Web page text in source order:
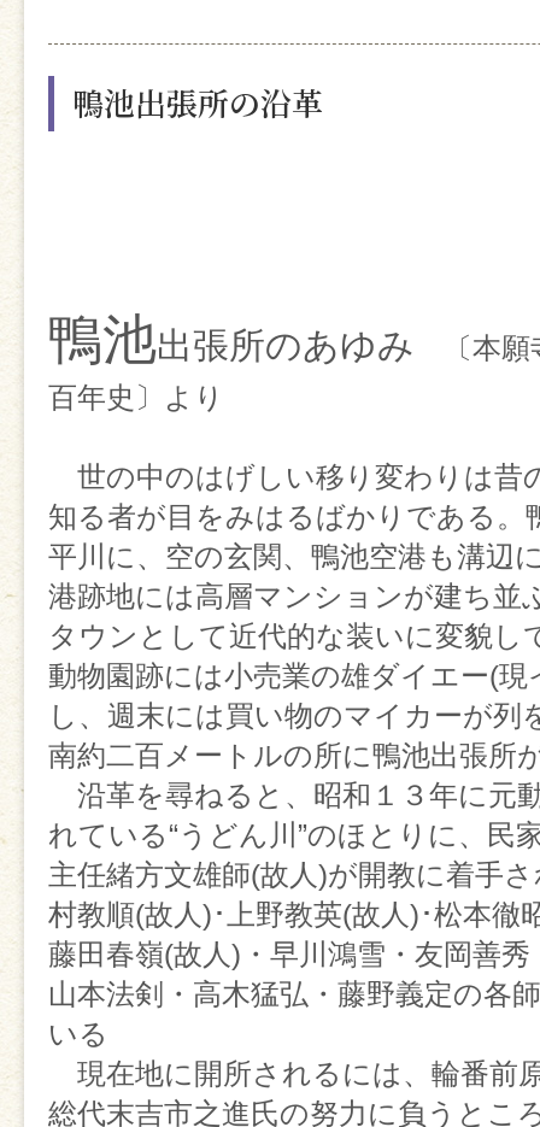
日 時 毎週水曜日
※ご不明な点がございましたら
までご連絡ください。
【書道教室】
お習字を始めませんか。正確で丁
するのは落ち着きと集中力につな
日 時 毎週金曜日
場 所 鴨池出張所・門
※詳細は出張所までご連絡くださ
【お寺で写経】
仏さまの前で心静かに写経をし
お経の意味を知るということは
ことです。意味が分かると励まし
なる時もあります。
鴨池出張所の沿革
鴨池出張所のあゆみ 〔本願
百年史〕より
世の中のはげしい移り変わりは昔
知る者が目をみはるばかりである。
平川に、空の玄関、鴨池空港も溝辺
港跡地には高層マンションが建ち並
タウンとして近代的な装いに変貌し
動物園跡には小売業の雄ダイエー(現
し、週末には買い物のマイカーが列
南約二百メートルの所に鴨池出張所
沿革を尋ねると、昭和１３年に元
れている“うどん川”のほとりに、民
主任緒方文雄師(故人)が開教に着手
村教順(故人)･上野教英(故人)･松本徹
藤田春嶺(故人)・早川鴻雪・友岡善秀
山本法剣・高木猛弘・藤野義定の各
いる
現在地に開所されるには、輪番前
総代末吉市之進氏の努力に負うとこ